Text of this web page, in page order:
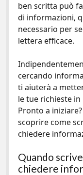
ben scritta può
di informazioni,
necessario per
lettera efficace.
cercando
ti aiuterà a
le tue richieste
Pronto a
scoprire come
chiedere
Quando
chiedere